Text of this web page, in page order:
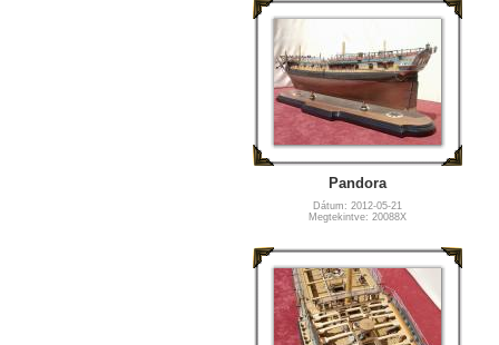
Pandora
Dátum: 2012-05-21
Megtekintve: 20088X